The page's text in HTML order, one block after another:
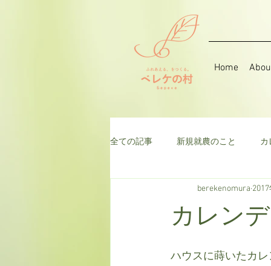
Home
全ての記事 新規就農のこと カ
そら豆 ハーブ
カレン
berekenomura
ハウスに蒔いたカ